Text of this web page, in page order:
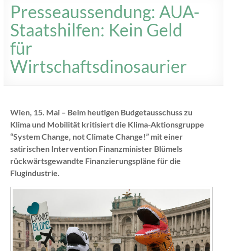
Change!
Presseaussendung: AUA-
Staatshilfen: Kein Geld
für
Wirtschaftsdinosaurier
Wien, 15. Mai – Beim heutigen Budgetausschuss zu
Klima und Mobilität kritisiert die Klima-Aktionsgruppe
“System Change, not Climate Change!” mit einer
satirischen Intervention Finanzminister Blümels
rückwärtsgewandte Finanzierungspläne für die
Flugindustrie.